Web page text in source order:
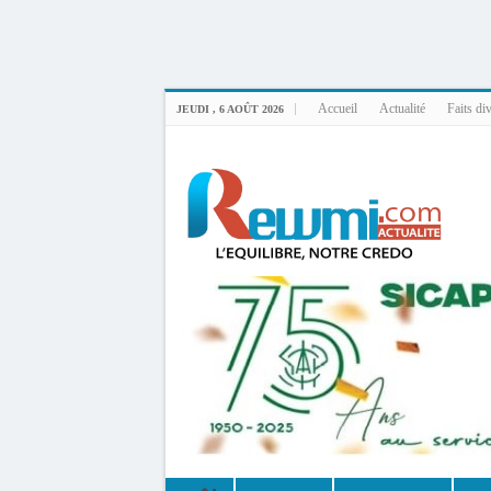
JEUDI , 6 AOÛT 2026 Accueil Actualité Faits